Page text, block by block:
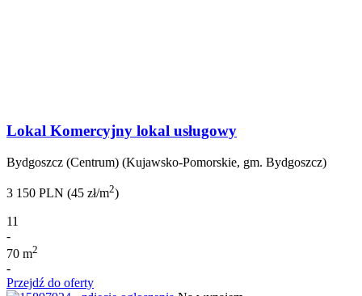
Lokal Komercyjny lokal usługowy
Bydgoszcz (Centrum) (Kujawsko-Pomorskie, gm. Bydgoszcz)
3 150 PLN (45 zł/m2)
11
-
70 m2
-
Przejdź do oferty